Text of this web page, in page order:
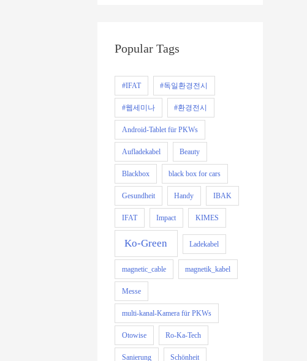
Popular Tags
#IFAT #독일환경전시
#웹세미나 #환경전시
Android-Tablet für PKWs
Aufladekabel Beauty
Blackbox black box for cars
Gesundheit Handy IBAK
IFAT Impact KIMES
Ko-Green Ladekabel
magnetic_cable magnetik_kabel
Messe
multi-kanal-Kamera für PKWs
Otowise Ro-Ka-Tech
Sanierung Schönheit